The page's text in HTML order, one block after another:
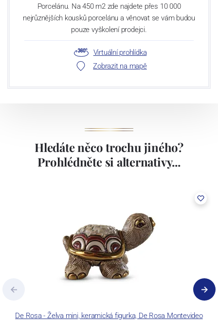
Porcelánu. Na 450 m2 zde najdete přes 10 000
nejrůznějších kousků porcelánu a věnovat se vám budou
pouze vyškolení prodejci.
Virtuální prohlídka
Zobrazit na mapě
Hledáte něco trochu jiného?
Prohlédněte si alternativy...
De Rosa - Želva mini, keramická figurka, De Rosa Montevideo